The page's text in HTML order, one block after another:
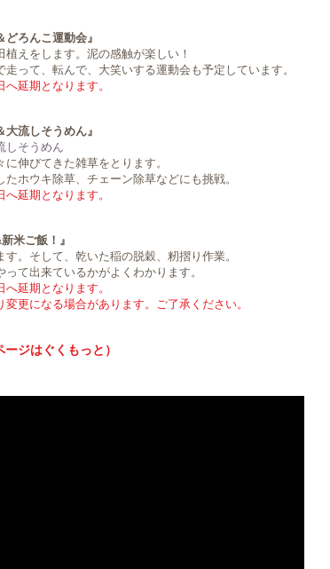
どろんこ運動会』
えをします。泥の感触が楽しい！
って、転んで、大笑いする運動会も予定しています。
延期となります。
大流しそうめん』
しそうめん
伸びてきた雑草をとります。
ホウキ除草、チェーン除草などにも挑戦。
延期となります。
米ご飯！』
。そして、乾いた稲の脱穀、籾摺り作業。
て出来ているかがよくわかります。
延期となります。
更になる場合があります。ご了承ください。
ジはぐくもっと）